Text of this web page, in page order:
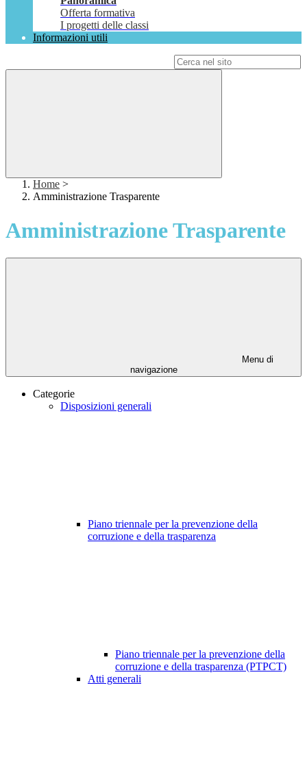
Offerta formativa
I progetti delle classi
Informazioni utili
Home >
Amministrazione Trasparente
Amministrazione Trasparente
Menu di
navigazione
Categorie
Disposizioni generali
Piano triennale per la prevenzione della
corruzione e della trasparenza
Piano triennale per la prevenzione della
corruzione e della trasparenza (PTPCT)
Atti generali